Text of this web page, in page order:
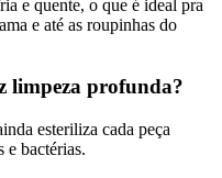
e quente, o que é ideal pra
e até as roupinhas do
limpeza profunda?
esteriliza cada peça
e bactérias.